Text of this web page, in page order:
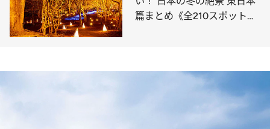
篇まとめ《全210スポット》